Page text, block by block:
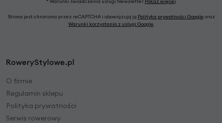
Strona jest chroniona przez reCAPTCHA i obowiązują ją Polityka prywatności Google oraz
Warunki korzystania z usługi Google.
RoweryStylowe.pl
O firmie
Regulamin sklepu
Polityka prywatności
Serwis rowerowy